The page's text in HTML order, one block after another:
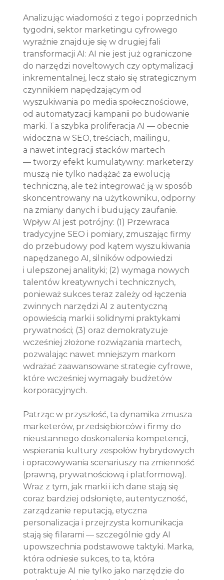
Analizując wiadomości z tego i poprzednich
tygodni, sektor marketingu cyfrowego
wyraźnie znajduje się w drugiej fali
transformacji AI: AI nie jest już ograniczone
do narzędzi noveltowych czy optymalizacji
inkrementalnej, lecz stało się strategicznym
czynnikiem napędzającym od
wyszukiwania po media społecznościowe,
od automatyzacji kampanii po budowanie
marki. Ta szybka proliferacja AI — obecnie
widoczna w SEO, treściach, mailingu,
a nawet integracji stacków martech
— tworzy efekt kumulatywny: marketerzy
muszą nie tylko nadążać za ewolucją
techniczną, ale też integrować ją w sposób
skoncentrowany na użytkowniku, odporny
na zmiany danych i budujący zaufanie.
Wpływ AI jest potrójny: (1) Przewraca
tradycyjne SEO i pomiary, zmuszając firmy
do przebudowy pod kątem wyszukiwania
napędzanego AI, silników odpowiedzi
i ulepszonej analityki; (2) wymaga nowych
talentów kreatywnych i technicznych,
ponieważ sukces teraz zależy od łączenia
zwinnych narzędzi AI z autentyczną
opowieścią marki i solidnymi praktykami
prywatności; (3) oraz demokratyzuje
wcześniej złożone rozwiązania martech,
pozwalając nawet mniejszym markom
wdrażać zaawansowane strategie cyfrowe,
które wcześniej wymagały budżetów
korporacyjnych.
Patrząc w przyszłość, ta dynamika zmusza
marketerów, przedsiębiorców i firmy do
nieustannego doskonalenia kompetencji,
wspierania kultury zespołów hybrydowych
i opracowywania scenariuszy na zmienność
(prawną, prywatnościową i platformową).
Wraz z tym, jak marki i ich dane stają się
coraz bardziej odsłonięte, autentyczność,
zarządzanie reputacją, etyczna
personalizacja i przejrzysta komunikacja
stają się filarami — szczególnie gdy AI
upowszechnia podstawowe taktyki. Marka,
która odniesie sukces, to ta, która
potraktuje AI nie tylko jako narzędzie do